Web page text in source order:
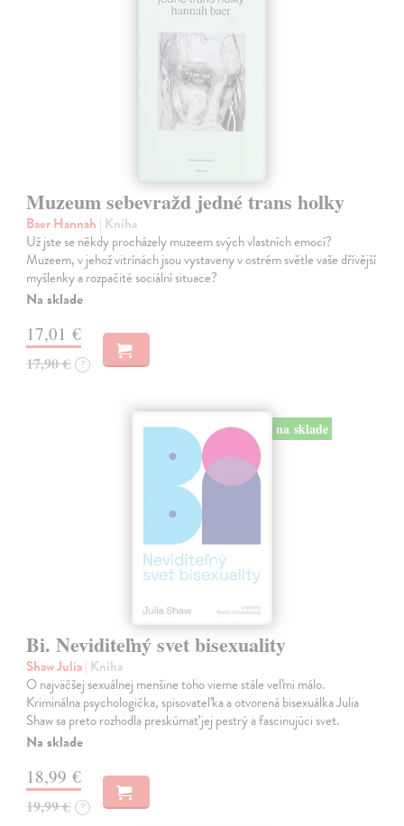
Muzeum sebevražd jedné trans holky
Baer Hannah | Kniha
Už jste se někdy procházely muzeem svých vlastních emocí?
Muzeem, v jehož vitrínách jsou vystaveny v ostrém světle vaše dřívější
myšlenky a rozpačité sociální situace?
Na sklade
17,01 €
17,90 € ?
na sklade
Bi. Neviditeľný svet bisexuality
Shaw Julia| Kniha
O najväčšej sexuálnej menšine toho vieme stále veľmi málo.
Kriminálna psychologička, spisovateľka a otvorená bisexuálka Julia
Shaw sa preto rozhodla preskúmať jej pestrý a fascinujúci svet.
Na sklade
18,99 €
19,99 € ?